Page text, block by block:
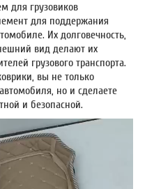
для грузовиков
для поддержания
Их долговечность,
вид делают их
грузового транспорта.
вы не только
но и сделаете
и безопасной.